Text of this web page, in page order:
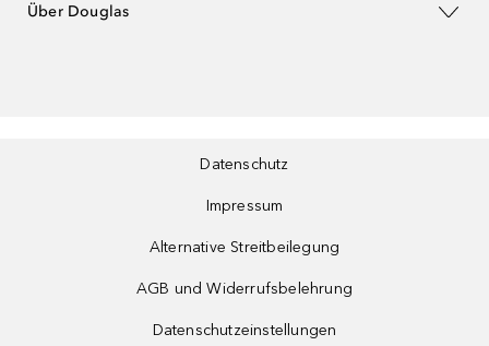
Über Douglas
Datenschutz
Impressum
Alternative Streitbeilegung
AGB und Widerrufsbelehrung
Datenschutzeinstellungen